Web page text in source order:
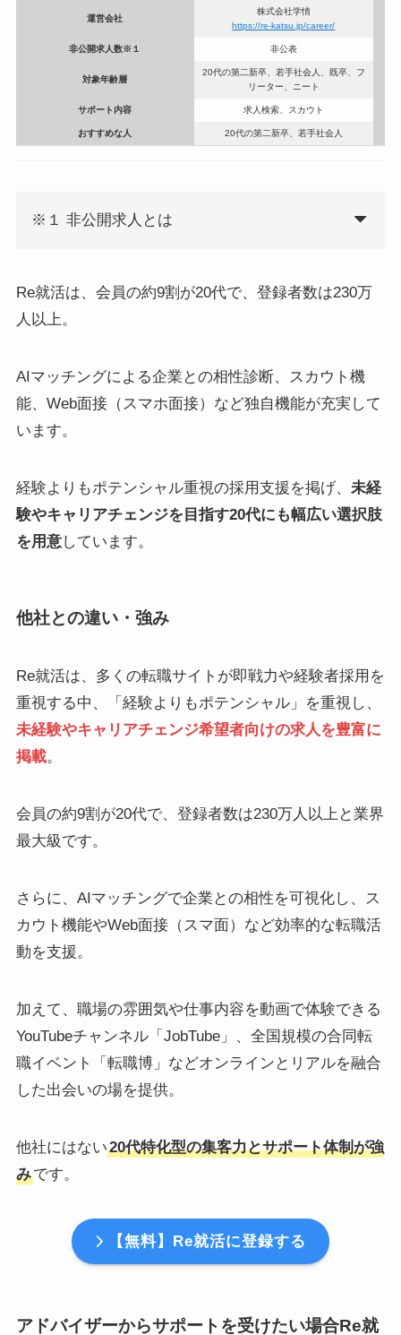
運営会社
株式会社学情
https://re-katsu.jp/career/
非公開求人数※１ 非公表
対象年齢層
20代の第二新卒、若手社会人、既卒、フ
リーター、ニート
サポート内容 求人検索、スカウト
おすすめな人 20代の第二新卒、若手社会人
※１ 非公開求人とは
Re就活は、会員の約9割が20代で、登録者数は230万
人以上。
AIマッチングによる企業との相性診断、スカウト機
能、Web面接（スマホ面接）など独自機能が充実して
います。
経験よりもポテンシャル重視の採用支援を掲げ、 未経
験やキャリアチェンジを目指す20代にも幅広い選択肢
を用意しています。
他社との違い・強み
Re就活は、多くの転職サイトが即戦力や経験者採用を
重視する中、「経験よりもポテンシャル」を重視し、
未経験やキャリアチェンジ希望者向けの求人を豊富に
掲載。
会員の約9割が20代で、登録者数は230万人以上と業界
最大級です。
さらに、AIマッチングで企業との相性を可視化し、ス
カウト機能やWeb面接（スマ面）など効率的な転職活
動を支援。
加えて、職場の雰囲気や仕事内容を動画で体験できる
YouTubeチャンネル「JobTube」、全国規模の合同転
職イベント「転職博」などオンラインとリアルを融合
した出会いの場を提供。
他社にはない20代特化型の集客力とサポート体制が強
みです。
【無料】Re就活に登録する
アドバイザーからサポートを受けたい場合Re就